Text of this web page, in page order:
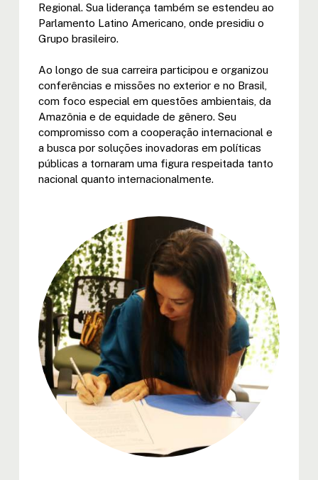
Regional. Sua liderança também se estendeu ao
Parlamento Latino Americano, onde presidiu o
Grupo brasileiro.
Ao longo de sua carreira participou e organizou
conferências e missões no exterior e no Brasil,
com foco especial em questões ambientais, da
Amazônia e de equidade de gênero. Seu
compromisso com a cooperação internacional e
a busca por soluções inovadoras em políticas
públicas a tornaram uma figura respeitada tanto
nacional quanto internacionalmente.